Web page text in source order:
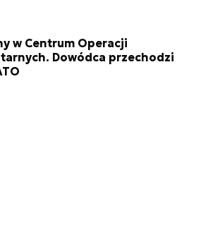
w Centrum Operacji
Dowódca przechodzi